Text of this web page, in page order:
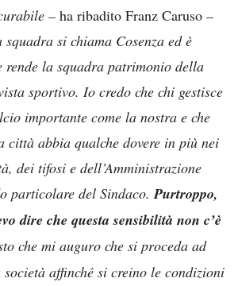
– ha ribadito Franz Caruso –
squadra si chiama Cosenza ed è
rende la squadra patrimonio della
sportivo. Io credo che chi gestisce
importante come la nostra e che
città abbia qualche dovere in più nei
dei tifosi e dell’Amministrazione
particolare del Sindaco.Purtroppo,
dire che questa sensibilità non c’è
che mi auguro che si proceda ad
società affinché si creino le condizioni